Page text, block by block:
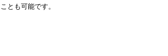
とも可能です。